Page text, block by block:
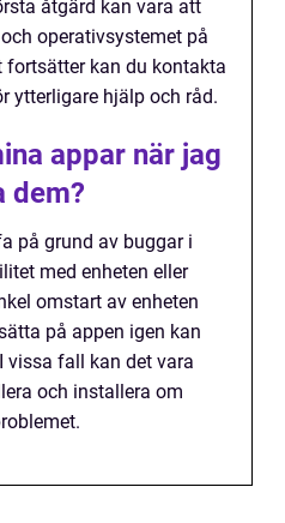
åtgärd kan vara att
operativsystemet på
fortsätter kan du kontakta
ytterligare hjälp och råd.
appar när jag
dem?
på grund av buggar i
med enheten eller
omstart av enheten
på appen igen kan
vissa fall kan det vara
och installera om